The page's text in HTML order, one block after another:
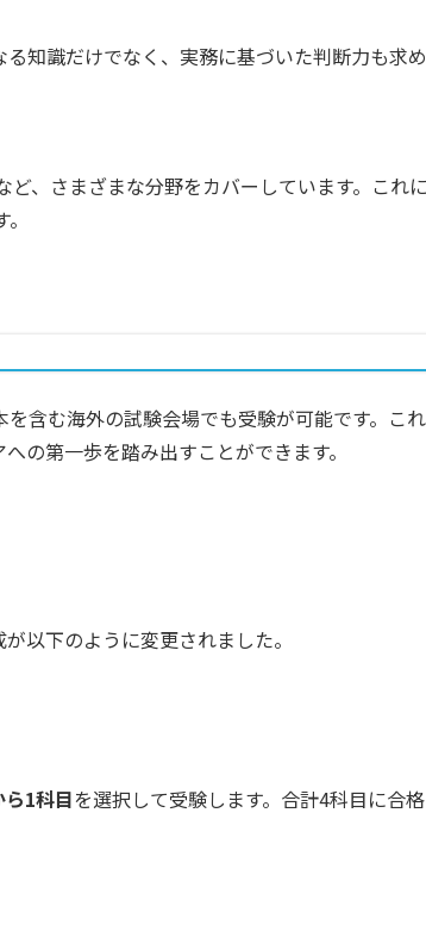
知識だけでなく、実務に基づいた判断力も求め
ど、さまざまな分野をカバーしています。これ
含む海外の試験会場でも受験が可能です。これ
への第一歩を踏み出すことができます。
以下のように変更されました。
1科目を選択して受験します。合計4科目に合格